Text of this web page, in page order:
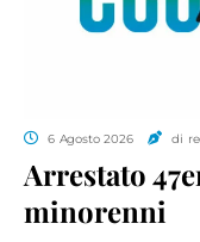
6 Agosto 2026 di
Arrestato
minorenni